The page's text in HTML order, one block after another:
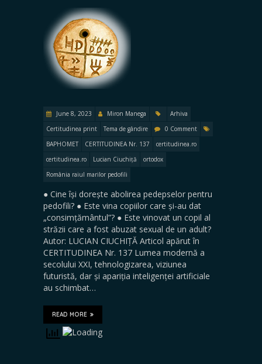
June 8, 2023 Miron Manega
Arhiva
Certitudinea print
Tema de gândire
0 Comment
BAPHOMET
CERTITUDINEA Nr. 137
certitudinea.ro
certitudinea.ro
Lucian Ciuchiță
ortodox
România raiul marilor pedofili
● Cine își dorește abolirea pedepselor pentru
pedofili? ● Este vina copiilor care și-au dat
„consimțământul”? ● Este vinovat un copil al
străzii care a fost abuzat sexual de un adult?
Autor: LUCIAN CIUCHIȚĂ Articol apărut în
CERTITUDINEA Nr. 137 Lumea modernă a
secolului XXI, tehnologizarea, viziunea
futuristă, dar și apariția inteligenței artificiale
au schimbat…
READ MORE